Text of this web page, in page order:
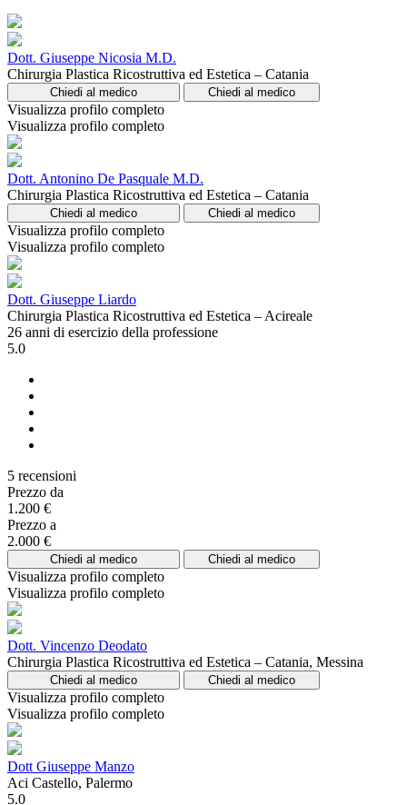
Dott. Giuseppe Nicosia M.D.
Chirurgia Plastica Ricostruttiva ed Estetica – Catania
Chiedi al medico Chiedi al medico
Visualizza profilo completo
Visualizza profilo completo
Dott. Antonino De Pasquale M.D.
Chirurgia Plastica Ricostruttiva ed Estetica – Catania
Chiedi al medico Chiedi al medico
Visualizza profilo completo
Visualizza profilo completo
Dott. Giuseppe Liardo
Chirurgia Plastica Ricostruttiva ed Estetica – Acireale
26 anni di esercizio della professione
5.0
5 recensioni
Prezzo da
1.200 €
Prezzo a
2.000 €
Chiedi al medico Chiedi al medico
Visualizza profilo completo
Visualizza profilo completo
Dott. Vincenzo Deodato
Chirurgia Plastica Ricostruttiva ed Estetica – Catania, Messina
Chiedi al medico Chiedi al medico
Visualizza profilo completo
Visualizza profilo completo
Dott Giuseppe Manzo
Aci Castello, Palermo
5.0